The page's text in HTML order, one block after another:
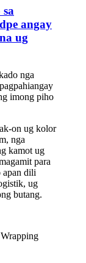
angay
ug
nga
imong piho
on ug kolor
nga
kamot ug
para
apan dili
ug
butang.